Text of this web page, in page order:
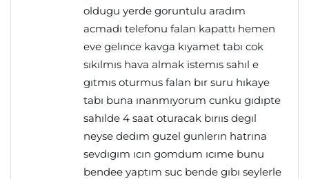
oldugu yerde goruntulu aradım
acmadı telefonu falan kapattı hemen
eve gelınce kavga kıyamet tabı cok
sıkılmıs hava almak istemıs sahıl e
gıtmıs oturmus falan bır suru hıkaye
tabı buna ınanmıyorum cunku gıdıpte
sahılde 4 saat oturacak bırııs degıl
neyse dedım guzel gunlerın hatrına
sevdıgım ıcın gomdum ıcıme bunu
bendee yaptım suc bende gıbı seylerle